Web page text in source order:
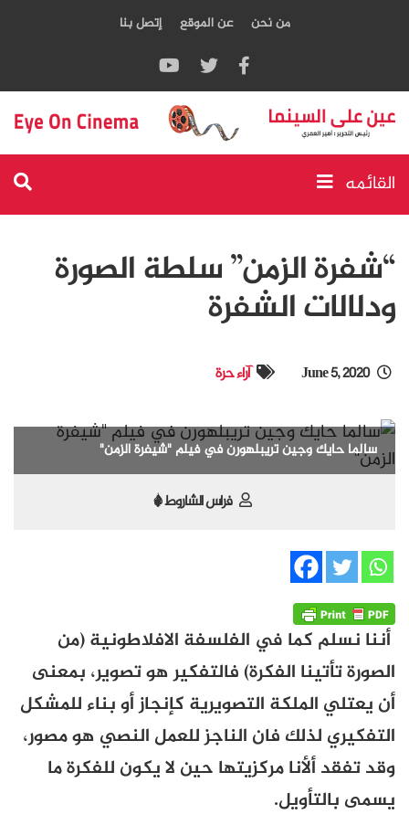
من نحن عن الموقع إتصل بنا
القائمه
“شفرة الزمن” سلطة الصورة
ودلالات الشفرة
June 5, 2020 آراء حرة
سالما حايك وجين تريبلهورن في فيلم "شيفرة الزمن"
فراس الشاروط *
أننا نسلم كما في الفلسفة الافلاطونية (من
الصورة تأتينا الفكرة) فالتفكير هو تصوير، بمعنى
أن يعتلي الملكة التصويرية كإنجاز أو بناء للمشكل
التفكيري لذلك فان الناجز للعمل النصي هو مصور،
وقد تفقد ألأنا مركزيتها حين لا يكون للفكرة ما
يسمى بالتأويل.